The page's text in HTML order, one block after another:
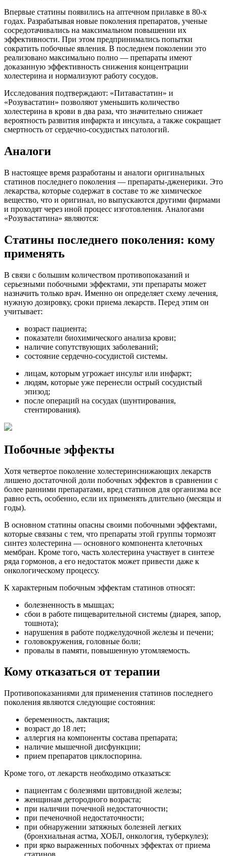
Впервые статины появились на аптечном прилавке в 80-х
годах. Разрабатывая новые поколения препаратов, ученые
сосредотачивались на максимальном повышении их
эффективности. При этом предпринимались попытки
сократить побочные явления. В последнем поколении это
реализовано максимально полно — препараты имеют
доказанную эффективность снижения концентрации
холестерина и нормализуют работу сосудов.
Исследования подтверждают: «Питавастатин» и
«Розувастатин» позволяют уменьшить количество
холестерина в крови в два раза, что значительно снижает
вероятность развития инфаркта и инсульта, а также сокращает
смертность от сердечно-сосудистых патологий.
Аналоги
В настоящее время разработаны и аналоги оригинальных
статинов последнего поколения — препараты-дженерики. Это
лекарства, которые содержат в составе то же химическое
вещество, что и оригинал, но выпускаются другими фирмами
и проходят через иной процесс изготовления. Аналогами
«Розувастатина» являются:
Статины последнего поколения: кому
применять
В связи с большим количеством противопоказаний и
серьезными побочными эффектами, эти препараты может
назначить только врач. Именно он определяет схему лечения,
нужную дозировку, сроки приема лекарств. Перед этим он
учитывает:
возраст пациента;
показатели биохимического анализа крови;
наличие сопутствующих заболеваний;
состояние сердечно-сосудистой системы.
лицам, которым угрожает инсульт или инфаркт;
людям, которые уже перенесли острый сосудистый
эпизод;
после операций на сосудах (шунтирования,
стентирования).
Побочные эффекты
Хотя четвертое поколение холестеринснижающих лекарств
лишено достаточной доли побочных эффектов в сравнении с
более ранними препаратами, вред статинов для организма все
равно есть, особенно, если их применять длительно (месяцы и
годы).
В основном статины опасны своими побочными эффектами,
которые связаны с тем, что препараты этой группы тормозят
синтез холестерина — основного компонента клеточных
мембран. Кроме того, часть холестерина участвует в синтезе
ряда гормонов, а его недостаток может привести даже к
онкологическому процессу.
К характерным побочным эффектам статинов относят:
болезненность в мышцах;
сбои в работе пищеварительной системы (диарея, запор,
тошнота);
нарушения в работе поджелудочной железы и печени;
головокружения, головные боли;
провалы в памяти, повышенную утомляемость.
Кому отказаться от терапии
Противопоказаниями для применения статинов последнего
поколения являются следующие состояния:
беременность, лактация;
возраст до 18 лет;
аллергия на компоненты состава препарата;
наличие мышечной дисфункции;
прием препаратов циклоспорина.
Кроме того, от лекарств необходимо отказаться:
пациентам с болезнями щитовидной железы;
женщинам детородного возраста;
при наличии почечной недостаточности;
при печеночной недостаточности;
при обнаружении затяжных болезней легких
(бронхиальная астма, ХОБЛ, онкология, туберкулез);
при ярко выраженных побочных эффектах от приема